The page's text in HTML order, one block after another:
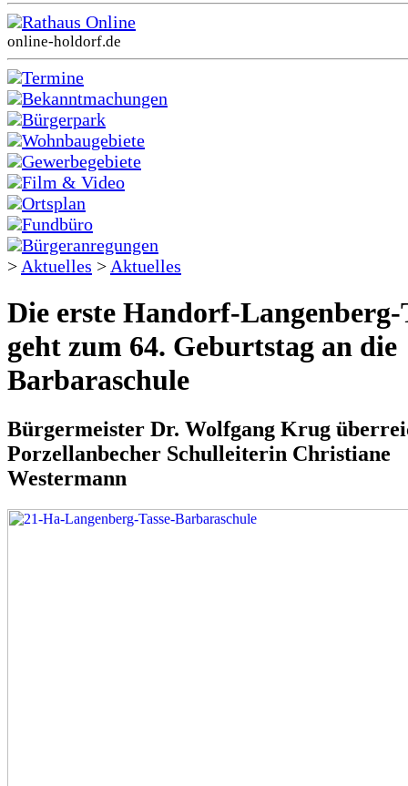
Rathaus Online
online-holdorf.de
Termine
Bekanntmachungen
Bürgerpark
Wohnbaugebiete
Gewerbegebiete
Film & Video
Ortsplan
Fundbüro
Bürgeranregungen
> Aktuelles > Aktuelles
Die erste Handorf-Langenberg-
geht zum 64. Geburtstag an die
Barbaraschule
Bürgermeister Dr. Wolfgang Krug
Porzellanbecher Schulleiterin Christiane
Westermann